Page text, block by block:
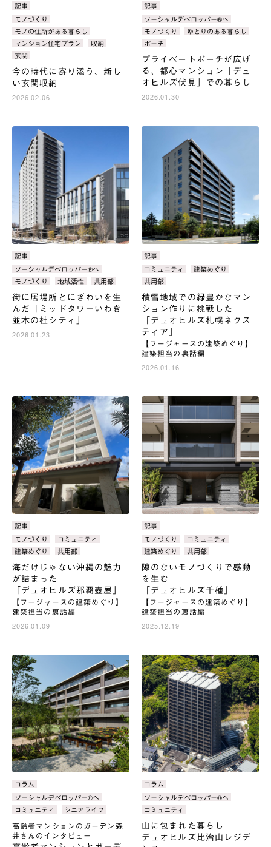
カ
テ
ゴ
リ：
記事
タ
グ：
モノづくり
モノの住所がある暮らし
マンション住宅プラン
収納
玄関
今の時代に寄り添う、新し
い玄関収納
2026.02.06
カ
テ
ゴ
リ：
記事
タ
グ：
ソーシャルデベロッパー®へ
モノづくり
ゆとりのある暮らし
ポーチ
プライベートポーチが広げ
る、都心マンション「デュ
オヒルズ伏見」での暮らし
2026.01.30
カ
テ
ゴ
リ：
記事
タ
グ：
ソーシャルデベロッパー®へ
モノづくり
地域活性 共用部
街に居場所とにぎわいを生
んだ「ミッドタワーいわき
並木の杜シティ」
2026.01.23
カ
テ
リ：
記事
タ
グ：
コミュニティ
建築めぐり
共用部
積雪地域での緑豊かなマン
ション作りに挑戦した
「デュオヒルズ札幌ネクス
ティア」
【フージャースの建築めぐり】
建築担当の裏話編
2026.01.16
カ
テ
ゴ
リ：
記事
タ
グ：
モノづくり
コミュニティ
建築めぐり
共用部
海だけじゃない沖縄の魅力
が詰まった
「デュオヒルズ那覇壺屋」
【フージャースの建築めぐり】
建築担当の裏話編
2026.01.09
カ
テ
ゴ
リ：
記事
タ
グ：
モノづくり
コミュニティ
建築めぐり
共用部
隙のないモノづくりで感動
を生む
「デュオヒルズ千種」
【フージャースの建築めぐり】
建築担当の裏話編
2025.12.19
カ
テ
ゴ
リ：
コラム
タ
グ：
ソーシャルデベロッパー®へ
コミュニティ
シニアライフ
高齢者マンションのガーデン森
井さんのインタビュー
カ
テ
ゴ
リ：
コラム
タ
グ：
ソーシャルデベロッパー®へ
コミュニティ
山に包まれた暮らし
デュオヒルズ比治山レジデ